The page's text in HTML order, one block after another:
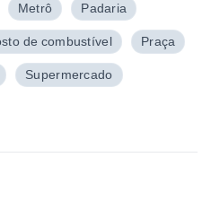
Metrô Padaria
de combustível Praça
Supermercado